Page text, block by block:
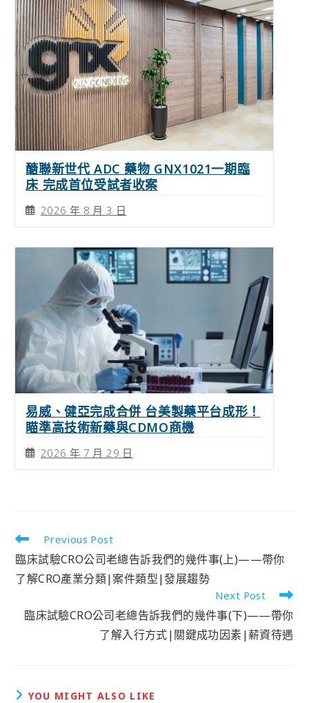
醣聯新世代 ADC 藥物 GNX1021一期臨
床 完成首位受試者收案
2026 年 8 月 3 日
易威、健亞完成合併 台美製藥平台成形！
瞄準高技術新藥與CDMO商機
2026 年 7 月 29 日
Previous Post
臨床試驗CRO公司老總告訴我們的幾件事(上)——帶你
了解CRO產業分類|案件類型|發展趨勢
Next Post
臨床試驗CRO公司老總告訴我們的幾件事(下)——帶你
了解入行方式|關鍵成功因素|薪資待遇
YOU MIGHT ALSO LIKE